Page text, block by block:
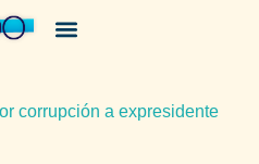
corrupción a expresidente